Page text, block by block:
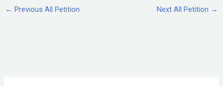
← Previous All Petition Next All Petition →